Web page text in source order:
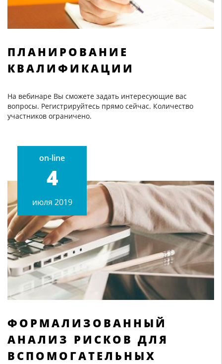
ПЛАНИРОВАНИЕ
КВАЛИФИКАЦИИ
На вебинаре Вы сможете задать интересующие вас
вопросы. Регистрируйтесь прямо сейчас. Количество
участников ограничено.
on-line
4
июля 2019
ФОРМАЛИЗОВАННЫЙ
АНАЛИЗ РИСКОВ ДЛЯ
ВСПОМОГАТЕЛЬНЫХ